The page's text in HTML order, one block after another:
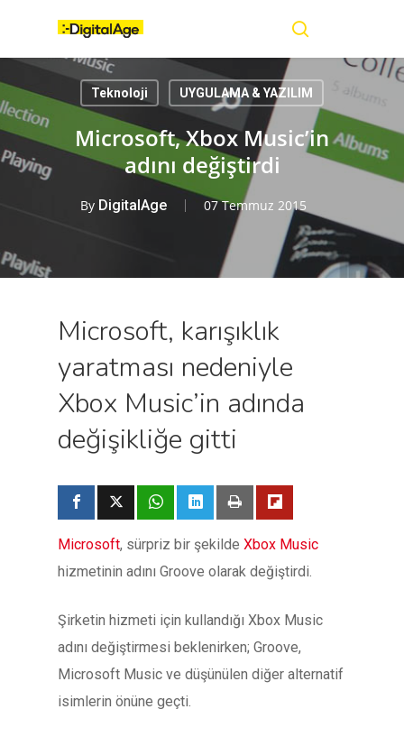
content
Teknoloji UYGULAMA & YAZILIM
Microsoft, Xbox Music’in
adını değiştirdi
By DigitalAge 07 Temmuz 2015
Microsoft, karışıklık
yaratması nedeniyle
Xbox Music’in adında
değişikliğe gitti
Microsoft, sürpriz bir şekilde Xbox Music
hizmetinin adını Groove olarak değiştirdi.
Şirketin hizmeti için kullandığı Xbox Music
adını değiştirmesi beklenirken; Groove,
Microsoft Music ve düşünülen diğer alternatif
isimlerin önüne geçti.